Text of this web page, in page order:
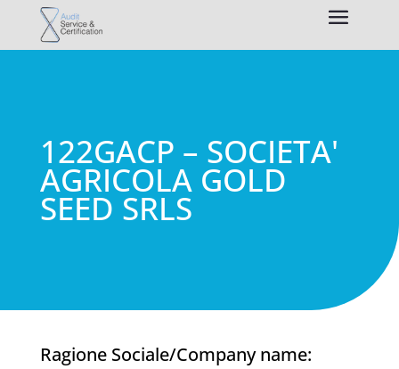
122GACP – SOCIETA'
AGRICOLA GOLD
SEED SRLS
Ragione Sociale/Company name: